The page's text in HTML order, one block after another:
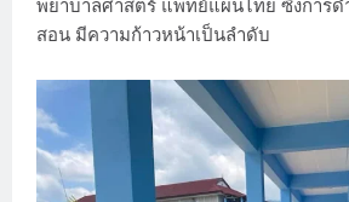
พยาบาลศาสตร์ แพทย์แผนไทย ซึ่งการด
สอน มีความก้าวหน้าเป็นลำดับ